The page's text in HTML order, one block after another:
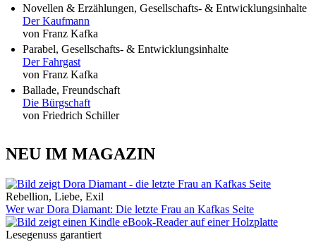
Novellen & Erzählungen, Gesellschafts- & Entwicklungsinhalte
Der Kaufmann
von Franz Kafka
Parabel, Gesellschafts- & Entwicklungsinhalte
Der Fahrgast
von Franz Kafka
Ballade, Freundschaft
Die Bürgschaft
von Friedrich Schiller
NEU IM MAGAZIN
Rebellion, Liebe, Exil
Wer war Dora Diamant: Die letzte Frau an Kafkas Seite
Lesegenuss garantiert